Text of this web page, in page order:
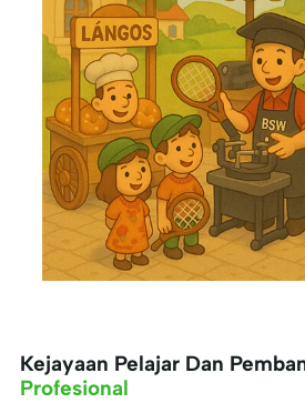
Kejayaan Pelajar Dan
Profesional